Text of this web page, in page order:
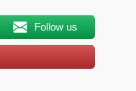
Follow us